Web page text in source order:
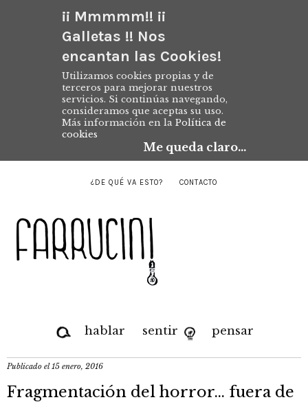
¡¡ Mmmmm!! ¡¡
Galletas !! Nos
encantan las Cookies!
Utilizamos cookies propias y de
terceros para mejorar nuestros
servicios. Si continúas navegando,
consideramos que aceptas su uso.
Más información en la Política de
cookies
Me queda claro...
¿DE QUÉ VA ESTO? CONTACTO
hablar sentir pensar
Publicado el15 enero, 2016
Fragmentación del horror… fuera de